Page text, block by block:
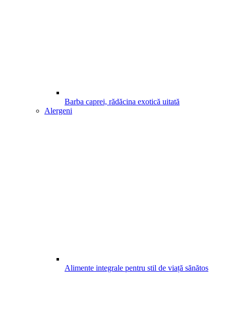
Barba caprei, rădăcina exotică uitată
Alergeni
Alimente integrale pentru stil de viață sănătos